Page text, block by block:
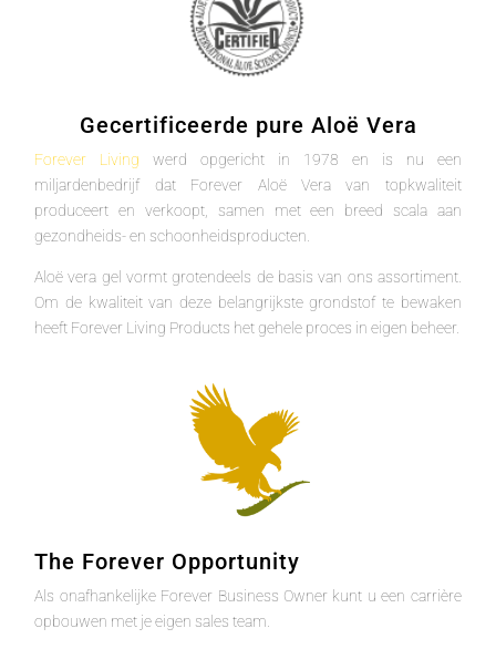
Gecertificeerde pure Aloë Vera
Forever Living werd opgericht in 1978 en is nu een
miljardenbedrijf dat Forever Aloë Vera van topkwaliteit
produceert en verkoopt, samen met een breed scala aan
gezondheids- en schoonheidsproducten.
Aloë vera gel vormt grotendeels de basis van ons assortiment.
Om de kwaliteit van deze belangrijkste grondstof te bewaken
heeft Forever Living Products het gehele proces in eigen beheer.
The Forever Opportunity
Als onafhankelijke Forever Business Owner kunt u een carrière
opbouwen met je eigen sales team.